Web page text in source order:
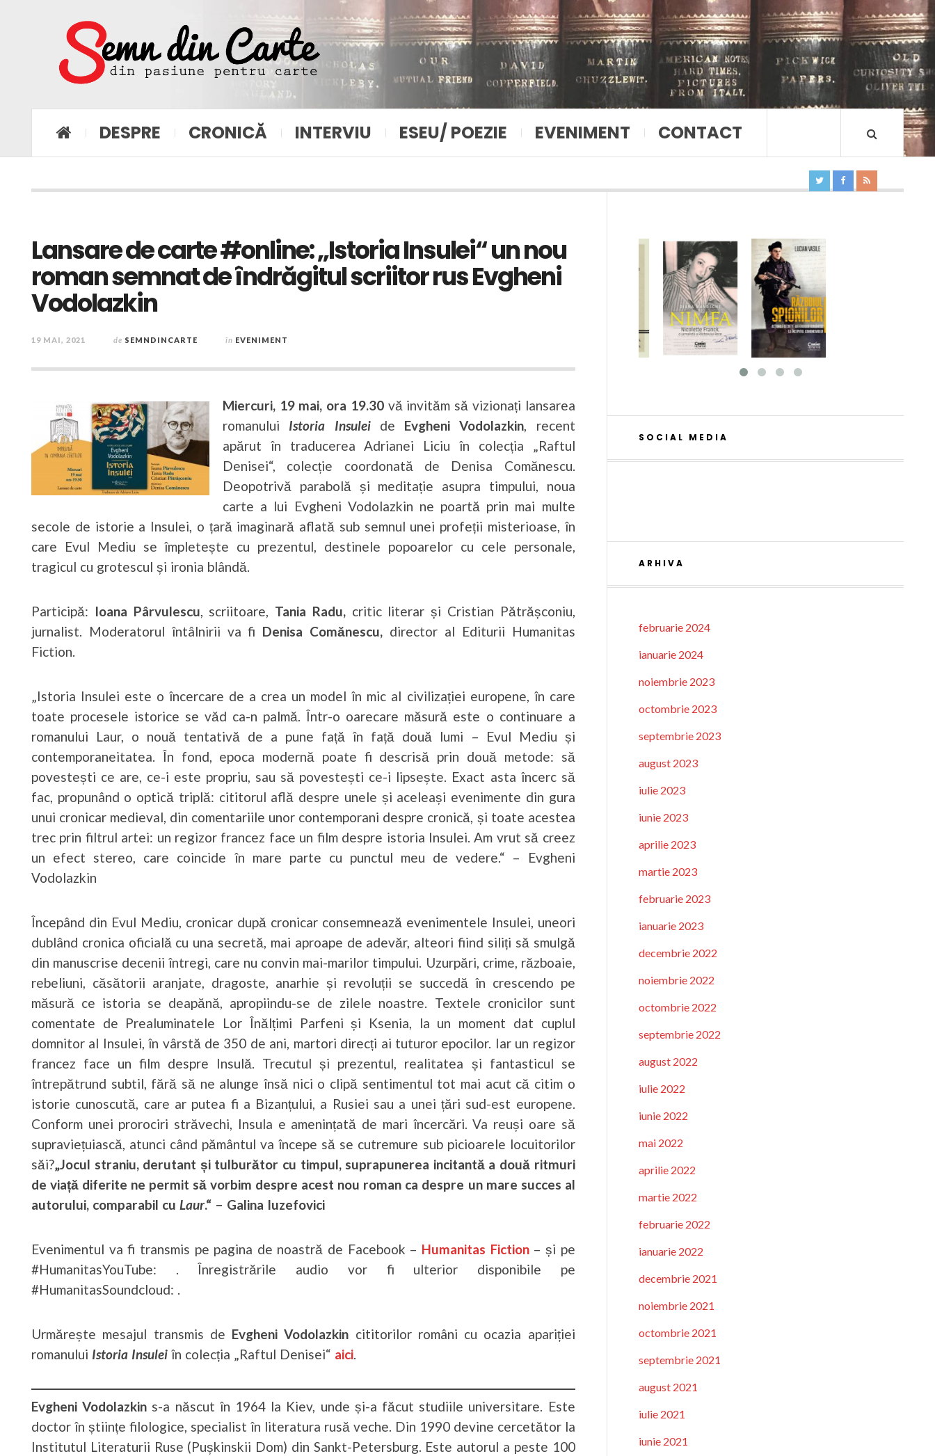
DESPRE CRONICĂ INTERVIU ESEU/ POEZIE EVENIMENT CONTACT
Lansare de carte #online: „Istoria Insulei“ un nou
roman semnat de îndrăgitul scriitor rus Evgheni
Vodolazkin
19 MAI, 2021 de SEMNDINCARTE în EVENIMENT
Miercuri, 19 mai, ora 19.30vă invităm să vizionați lansarea
romanului Istoria Insuleide Evgheni Vodolazkin, recent
apărut în traducerea Adrianei Liciu în colecția „Raftul
Denisei“, colecție coordonată de Denisa Comănescu.
Deopotrivă parabolă și meditație asupra timpului, noua
carte a lui Evgheni Vodolazkin ne poartă prin mai multe
secole de istorie a Insulei, o țară imaginară aflată sub semnul unei profeții misterioase, în
care Evul Mediu se împletește cu prezentul, destinele popoarelor cu cele personale,
tragicul cu grotescul și ironia blândă.
Participă: Ioana Pârvulescu, scriitoare, Tania Radu,critic literar și Cristian Pătrășconiu,
jurnalist. Moderatorul întâlnirii va fi Denisa Comănescu, director al Editurii Humanitas
Fiction.
„Istoria Insulei este o încercare de a crea un model în mic al civilizației europene, în care
toate procesele istorice se văd ca-n palmă. Într-o oarecare măsură este o continuare a
romanului Laur, o nouă tentativă de a pune față în față două lumi – Evul Mediu și
contemporaneitatea. În fond, epoca modernă poate fi descrisă prin două metode: să
povestești ce are, ce-i este propriu, sau să povestești ce-i lipsește. Exact asta încerc să
fac, propunând o optică triplă: cititorul află despre unele și aceleași evenimente din gura
unui cronicar medieval, din comentariile unor contemporani despre cronică, și toate acestea
trec prin filtrul artei: un regizor francez face un film despre istoria Insulei. Am vrut să creez
un efect stereo, care coincide în mare parte cu punctul meu de vedere.“ – Evgheni
Vodolazkin
Începând din Evul Mediu, cronicar după cronicar consemnează evenimentele Insulei, uneori
dublând cronica oficială cu una secretă, mai aproape de adevăr, alteori fiind siliți să smulgă
din manuscrise decenii întregi, care nu convin mai-marilor timpului. Uzurpări, crime, războaie,
rebeliuni, căsătorii aranjate, dragoste, anarhie și revoluții se succedă în crescendo pe
măsură ce istoria se deapănă, apropiindu-se de zilele noastre. Textele cronicilor sunt
comentate de Prealuminatele Lor Înălțimi Parfeni și Ksenia, la un moment dat cuplul
domnitor al Insulei, în vârstă de 350 de ani, martori direcți ai tuturor epocilor. Iar un regizor
francez face un film despre Insulă. Trecutul și prezentul, realitatea și fantasticul se
întrepătrund subtil, fără să ne alunge însă nici o clipă sentimentul tot mai acut că citim o
istorie cunoscută, care ar putea fi a Bizanțului, a Rusiei sau a unei țări sud-est europene.
Conform unei prorociri străvechi, Insula e amenințată de mari încercări. Va reuși oare să
supraviețuiască, atunci când pământul va începe să se cutremure sub picioarele locuitorilor
săi?„Jocul straniu, derutant și tulburător cu timpul, suprapunerea incitantă a două ritmuri
de viață diferite ne permit să vorbim despre acest nou roman ca despre un mare succes al
autorului, comparabil cu Laur.“ – Galina Iuzefovici
Evenimentul va fi transmis pe pagina de noastră de Facebook – Humanitas Fiction– și pe
#HumanitasYouTube: . Înregistrările audio vor fi ulterior disponibile pe
#HumanitasSoundcloud: .
Urmărește mesajul transmis de Evgheni Vodolazkin cititorilor români cu ocazia apariției
romanului Istoria Insuleiîn colecția „Raftul Denisei“ aici.
Evgheni Vodolazkin s-a născut în 1964 la Kiev, unde și-a făcut studiile universitare. Este
doctor în științe filologice, specialist în literatura rusă veche. Din 1990 devine cercetător la
Institutul Literaturii Ruse (Pușkinskii Dom) din Sankt-Petersburg. Este autorul a peste 100
SOCIAL MEDIA
ARHIVA
februarie 2024
ianuarie 2024
noiembrie 2023
octombrie 2023
septembrie 2023
august 2023
iulie 2023
iunie 2023
aprilie 2023
martie 2023
februarie 2023
ianuarie 2023
decembrie 2022
noiembrie 2022
octombrie 2022
septembrie 2022
august 2022
iulie 2022
iunie 2022
mai 2022
aprilie 2022
martie 2022
februarie 2022
ianuarie 2022
decembrie 2021
noiembrie 2021
octombrie 2021
septembrie 2021
august 2021
iulie 2021
iunie 2021